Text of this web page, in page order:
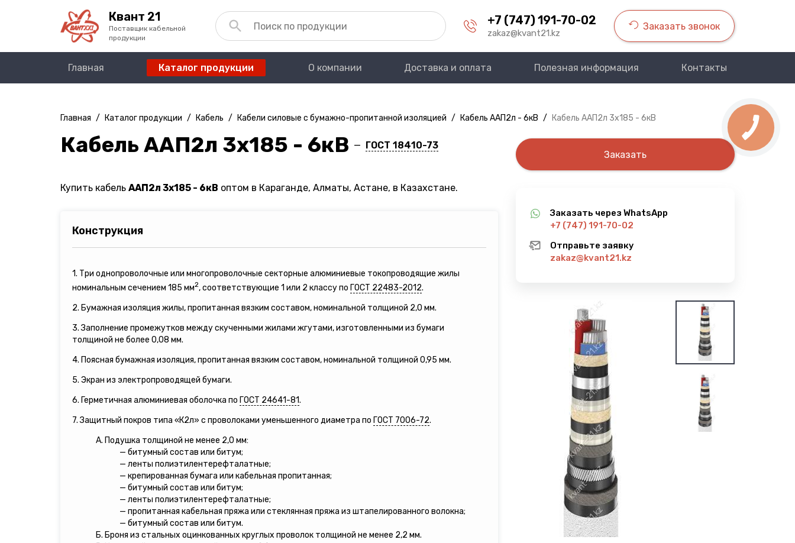
Квант 21
Поставщик кабельной
продукции
+7 (747) 191-70-02
zakaz@kvant21.kz
Заказать звонок
Главная Каталог продукции О компании Доставка и оплата Полезная информация Контакты
Главная / Каталог продукции / Кабель / Кабели силовые с бумажно-пропитанной изоляцией / Кабель ААП2л - 6кВ / Кабель ААП2л 3х185 - 6кВ
Кабель ААП2л 3х185 - 6кВ — ГОСТ 18410-73
Купить кабель ААП2л 3х185 - 6кВ оптом в Караганде, Алматы, Астане, в Казахстане.
Конструкция
1. Три однопроволочные или многопроволочные секторные алюминиевые токопроводящие жилы
номинальным сечением 185 мм2, соответствующие 1 или 2 классу по ГОСТ 22483-2012.
2. Бумажная изоляция жилы, пропитанная вязким составом, номинальной толщиной 2,0 мм.
3. Заполнение промежутков между скученными жилами жгутами, изготовленными из бумаги
толщиной не более 0,08 мм.
4. Поясная бумажная изоляция, пропитанная вязким составом, номинальной толщиной 0,95 мм.
5. Экран из электропроводящей бумаги.
6. Герметичная алюминиевая оболочка по ГОСТ 24641-81.
7. Защитный покров типа «К2л» с проволоками уменьшенного диаметра по ГОСТ 7006-72.
А. Подушка толщиной не менее 2,0 мм:
— битумный состав или битум;
— ленты полиэтилентерефталатные;
— крепированная бумага или кабельная пропитанная;
— битумный состав или битум;
— ленты полиэтилентерефталатные;
— пропитанная кабельная пряжа или стеклянная пряжа из штапелированного волокна;
— битумный состав или битум.
Б. Броня из стальных оцинкованных круглых проволок толщиной не менее 2,2 мм.
Заказать
Заказать через WhatsApp
+7 (747) 191-70-02
Отправьте заявку
zakaz@kvant21.kz